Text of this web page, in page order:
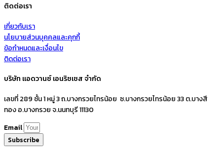
ติดต่อเรา
เกี่ยวกับเรา
นโยบายส่วนบุคคลและคุกกี้
ข้อกำหนดและเงื่อนไข
ติดต่อเรา
บริษัท แอดวานซ์ เอนริชเชส จำกัด
เลขที่ 289 ชั้น 1 หมู่ 3 ถ.บางกรวยไทรน้อย ซ.บางกรวยไทรน้อย 33 ต.บางสี
ทอง อ.บางกรวย จ.นนทบุรี 11130
Email
Subscribe